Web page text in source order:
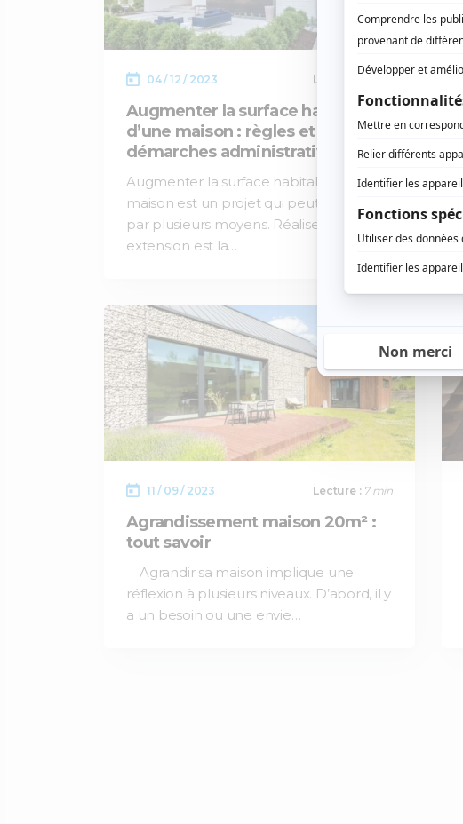
04 / 12 / 2023 Lecture :
Augmenter la surface habitable
d’une maison : règles et
démarches administratives
Augmenter la surface habitable d’une
maison est un projet qui peut s’effectuer
par plusieurs moyens. Réaliser une
extension est la…
11 / 09 / 2023 Lecture : 7 min
Agrandissement maison 20m² :
tout savoir
Agrandir sa maison implique une
réflexion à plusieurs niveaux. D’abord, il y
a un besoin ou une envie…